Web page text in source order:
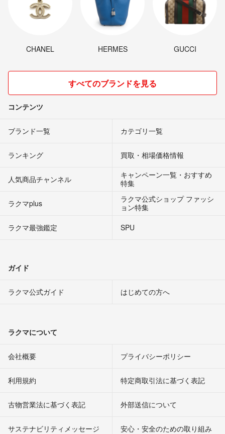
CHANEL HERMES GUCCI
すべてのブランドを見る
コンテンツ
ブランド一覧 カテゴリ一覧
ランキング 買取・相場価格情報
人気商品チャンネル
キャンペーン一覧・おすすめ
特集
ラクマplus
ラクマ公式ショップ ファッシ
ョン特集
ラクマ最強鑑定
SPU
ガイド
ラクマ公式ガイド はじめての方へ
ラクマについて
会社概要 プライバシーポリシー
利用規約 特定商取引法に基づく表記
古物営業法に基づく表記 外部送信について
サステナビリティメッセージ 安心・安全のための取り組み